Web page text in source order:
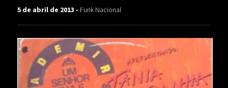
5 de abril de 2013 - Funk Nacional